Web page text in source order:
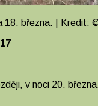
18. března. | Kredit:
v noci 20.